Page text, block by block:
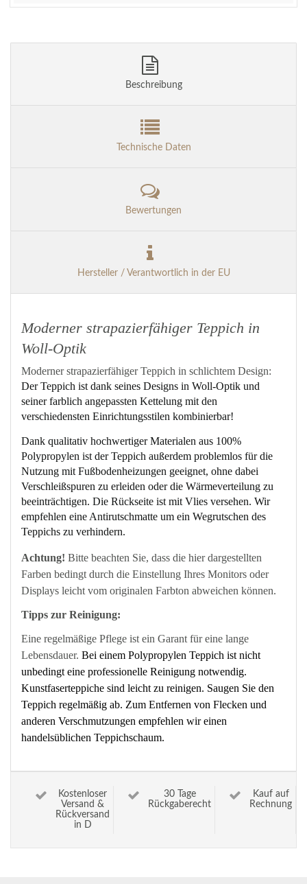
Beschreibung
Technische Daten
Bewertungen
Hersteller / Verantwortlich in der EU
Moderner strapazierfähiger Teppich in
Woll-Optik
Moderner strapazierfähiger Teppich in schlichtem Design:
Der Teppich ist dank seines Designs in Woll-Optik und
seiner farblich angepassten Kettelung mit den
verschiedensten Einrichtungsstilen kombinierbar!
Dank qualitativ hochwertiger Materialen aus 100%
Polypropylen ist der Teppich außerdem problemlos für die
Nutzung mit Fußbodenheizungen geeignet, ohne dabei
Verschleißspuren zu erleiden oder die Wärmeverteilung zu
beeinträchtigen. Die Rückseite ist mit Vlies versehen. Wir
empfehlen eine Antirutschmatte um ein Wegrutschen des
Teppichs zu verhindern.
Achtung! Bitte beachten Sie, dass die hier dargestellten
Farben bedingt durch die Einstellung Ihres Monitors oder
Displays leicht vom originalen Farbton abweichen können.
Tipps zur Reinigung:
Eine regelmäßige Pflege ist ein Garant für eine lange
Lebensdauer. Bei einem Polypropylen Teppich ist nicht
unbedingt eine professionelle Reinigung notwendig.
Kunstfaserteppiche sind leicht zu reinigen. Saugen Sie den
Teppich regelmäßig ab. Zum Entfernen von Flecken und
anderen Verschmutzungen empfehlen wir einen
handelsüblichen Teppichschaum.
Kostenloser
Versand &
Rückversand
in D
30 Tage
Rückgaberecht
Kauf auf
Rechnung